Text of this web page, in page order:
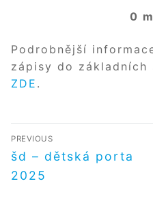
0
Podrobnější
zápisy do základních
ZDE .
NAVIGACE
PRO
PŘÍSPĚVEK
PREVIOUS
Předchozí
příspěvek
šd – dětská porta
2025